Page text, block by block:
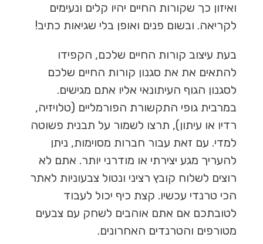
ואיזון כך שקורות החיים יהיו קלים ונעימים
לקריאה. ובשום פנים ואופן בלי שגיאות כתיב!
בעת עיצוב קורות החיים שלכם, הקפידו
להתאים את את סגנון קורות החיים שלכם
לסגנון הגוף העיתונאי אליו אתם מגישים.
במרבית גופי התקשורת הפורמליים (טלויזיה,
רדיו או עיתון), תרצו לשמור על תבנית פשוטה
למדי. עם זאת עבור חברות מסוימות, ניתן
להעריך מגע יצירתי או מודרני יותר. אתם לא
רוצים לשלוח קובץ רציני ונטול צבעוניות לאתר
הכי טרנדי עכשיו. קצת כיף יכול לעבוד
לטובתכם אם אתם אוהבים לשחק עם צבעים
מטורפים והטרנדים האחרונים.